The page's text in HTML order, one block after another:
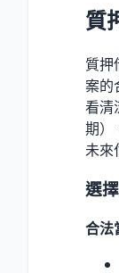
質
質押
案的
看清
期）
未來
選
合法